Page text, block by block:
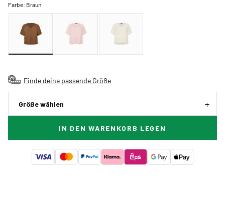
Farbe: Braun
Finde deine passende Größe
Größe wählen
IN DEN WARENKORB LEGEN